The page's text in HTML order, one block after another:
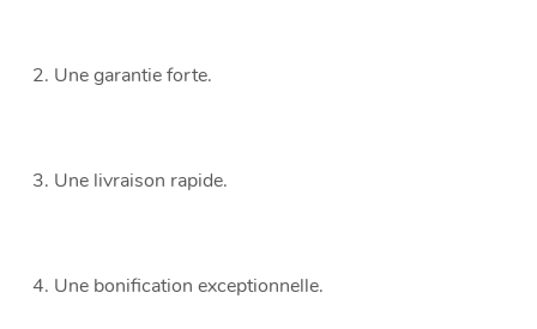
Une garantie forte.
Une livraison rapide.
Une bonification exceptionnelle.